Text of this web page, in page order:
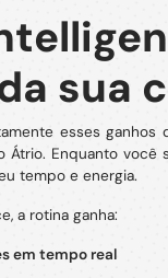
sua
esses
Átrio. Enquanto
tempo e energia.
a rotina ganha:
em tempo real